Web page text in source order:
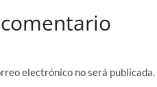
electrónico no será publicada.